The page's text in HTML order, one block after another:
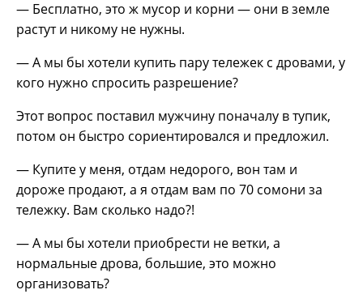
— Бесплатно, это ж мусор и корни — они в земле
растут и никому не нужны.
— А мы бы хотели купить пару тележек с дровами, у
кого нужно спросить разрешение?
Этот вопрос поставил мужчину поначалу в тупик,
потом он быстро сориентировался и предложил.
— Купите у меня, отдам недорого, вон там и
дороже продают, а я отдам вам по 70 сомони за
тележку. Вам сколько надо?!
— А мы бы хотели приобрести не ветки, а
нормальные дрова, большие, это можно
организовать?